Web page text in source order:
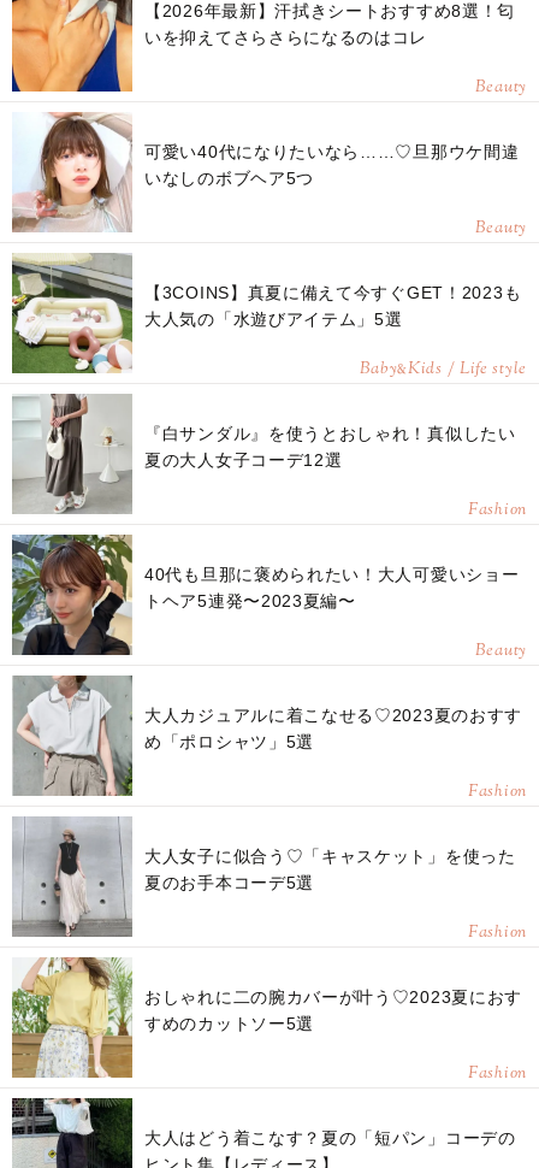
【2026年最新】汗拭きシートおすすめ8選！匂
いを抑えてさらさらになるのはコレ
Beauty
可愛い40代になりたいなら……♡旦那ウケ間違
いなしのボブヘア5つ
Beauty
【3COINS】真夏に備えて今すぐGET！2023も
大人気の「水遊びアイテム」5選
Baby&Kids / Life style
『白サンダル』を使うとおしゃれ！真似したい
夏の大人女子コーデ12選
Fashion
40代も旦那に褒められたい！大人可愛いショー
トヘア5連発〜2023夏編〜
Beauty
大人カジュアルに着こなせる♡2023夏のおすす
め「ポロシャツ」5選
Fashion
大人女子に似合う♡「キャスケット」を使った
夏のお手本コーデ5選
Fashion
おしゃれに二の腕カバーが叶う♡2023夏におす
すめのカットソー5選
Fashion
大人はどう着こなす？夏の「短パン」コーデの